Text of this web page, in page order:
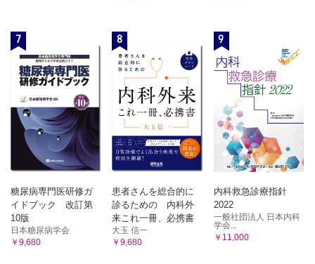
7
糖尿病専門医研修ガ
イドブック 改訂第
10版
日本糖尿病学会
￥9,680
8
患者さんを総合的に
診るための 内科外
来これ一冊、必携書
大玉 信一
￥9,680
9
内科救急診療指針
2022
一般社団法人 日本内科
学会...
￥11,000